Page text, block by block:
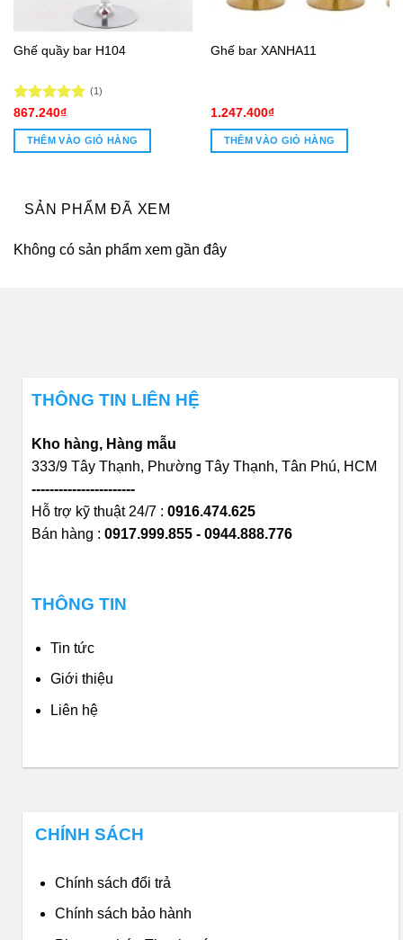
Ghế quầy bar H104
Được xếp
hạng5.00
5 sao
(1)
867.240₫
THÊM VÀO GIỎ HÀNG
Ghế bar XANHA11
1.247.400₫
THÊM VÀO GIỎ HÀNG
SẢN PHẨM ĐÃ XEM
Không có sản phẩm xem gần đây
THÔNG TIN LIÊN HỆ
Kho hàng, Hàng mẫu
333/9 Tây Thạnh, Phường Tây Thạnh, Tân Phú, HCM
-----------------------
Hỗ trợ kỹ thuật 24/7 : 0916.474.625
Bán hàng : 0917.999.855 - 0944.888.776
THÔNG TIN
Tin tức
Giới thiệu
Liên hệ
CHÍNH SÁCH
Chính sách đổi trả
Chính sách bảo hành